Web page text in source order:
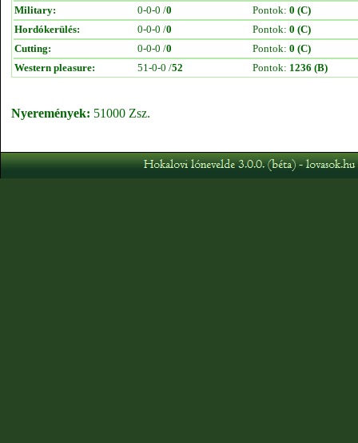
Military:
0-0-0 /0 Pontok: 0 (C)
Hordókerülés:
0-0-0 /0 Pontok: 0 (C)
Cutting:
0-0-0 /0 Pontok: 0 (C)
Western pleasure:
51-0-0 /52 Pontok: 1236 (B)
Nyeremények: 51000 Zsz.